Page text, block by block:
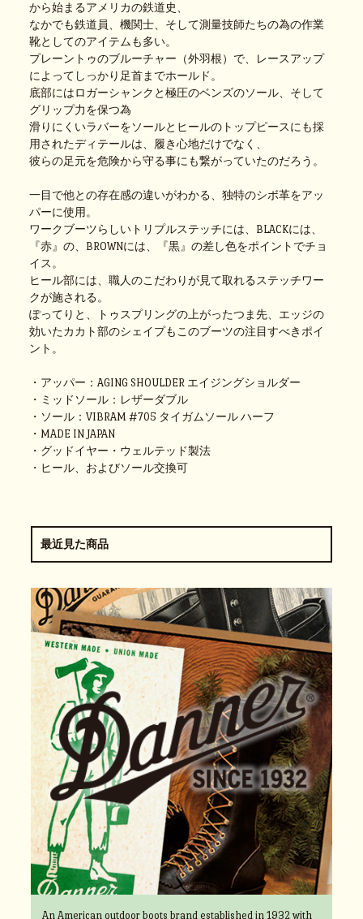
から始まるアメリカの鉄道史、
なかでも鉄道員、機関士、そして測量技師たちの為の作業
靴としてのアイテムも多い。
プレーントゥのブルーチャー（外羽根）で、レースアップ
によってしっかり足首までホールド。
底部にはロガーシャンクと極圧のベンズのソール、そして
グリップ力を保つ為
滑りにくいラバーをソールとヒールのトップピースにも採
用されたディテールは、履き心地だけでなく、
彼らの足元を危険から守る事にも繋がっていたのだろう。
一目で他との存在感の違いがわかる、独特のシボ革をアッ
パーに使用。
ワークブーツらしいトリプルステッチには、BLACKには、
『赤』の、BROWNには、『黒』の差し色をポイントでチョ
イス。
ヒール部には、職人のこだわりが見て取れるステッチワー
クが施される。
ぽってりと、トゥスプリングの上がったつま先、エッジの
効いたカカト部のシェイプもこのブーツの注目すべきポイ
ント。
・アッパー：AGING SHOULDER エイジングショルダー
・ミッドソール：レザーダブル
・ソール：VIBRAM #705 タイガムソール ハーフ
・MADE IN JAPAN
・グッドイヤー・ウェルテッド製法
・ヒール、およびソール交換可
最近見た商品
An American outdoor boots brand established in 1932 with